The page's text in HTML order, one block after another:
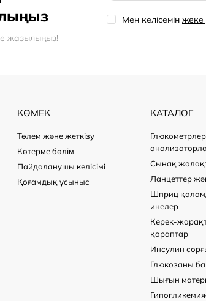
жазылыңыз!
Мен келісемін жеке
КӨМЕК
Төлем және жеткізу
Көтерме бөлім
Пайдаланушы келісімі
Қоғамдық ұсыныс
КАТАЛОГ
Сынақ
Ланцеттер
Шприц
инелер
Керек-
қораптар
Инсулин
Глюкозаны
Шығын